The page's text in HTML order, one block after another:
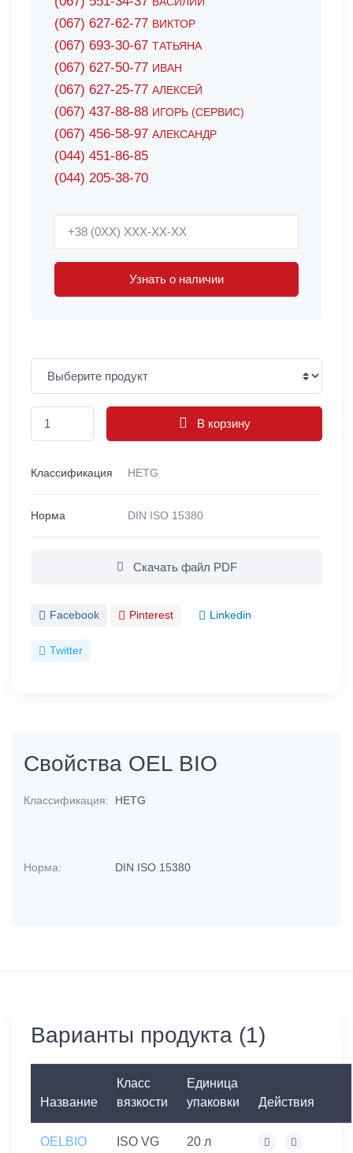
(067) 627-62-77 ВИКТОР
(067) 693-30-67 ТАТЬЯНА
(067) 627-50-77 ИВАН
(067) 627-25-77 АЛЕКСЕЙ
(067) 437-88-88 ИГОРЬ (СЕРВИС)
(067) 456-58-97 АЛЕКСАНДР
(044) 451-86-85
(044) 205-38-70
Узнать о наличии
В корзину
Классификация HETG
Норма DIN ISO 15380
Скачать файл PDF
Facebook Pinterest Linkedin
Twitter
Свойства OEL BIO
Классификация: HETG
Норма: DIN ISO 15380
Варианты продукта (1)
Название
Класс
вязкости
Единица
упаковки
Действия
OELBIO ISO VG 20 л